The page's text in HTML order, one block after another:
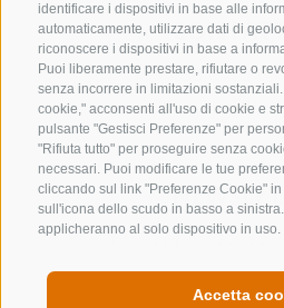
identificare i dispositivi in base alle
automaticamente, utilizzare dati di
riconoscere i dispositivi in base a
Puoi liberamente prestare, rifiutare o
senza incorrere in limitazioni
cookie," acconsenti all'uso di cookie e
pulsante "Gestisci Preferenze" per
"Rifiuta tutto" per proseguire senza
necessari. Puoi modificare le tue
cliccando sul link "Preferenze Cookie"
sull'icona dello scudo in basso a
applicheranno al solo dispositivo in uso.
Accetta
+39 0472
Rimani aggiornato